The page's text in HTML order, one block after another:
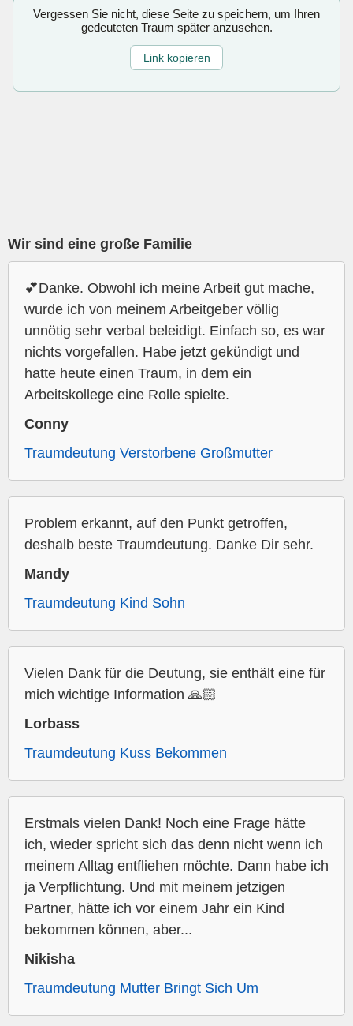
Vergessen Sie nicht, diese Seite zu speichern, um Ihren
gedeuteten Traum später anzusehen.
Link kopieren
Wir sind eine große Familie
💕Danke. Obwohl ich meine Arbeit gut mache,
wurde ich von meinem Arbeitgeber völlig
unnötig sehr verbal beleidigt. Einfach so, es war
nichts vorgefallen. Habe jetzt gekündigt und
hatte heute einen Traum, in dem ein
Arbeitskollege eine Rolle spielte.
Conny
Traumdeutung Verstorbene Großmutter
Problem erkannt, auf den Punkt getroffen,
deshalb beste Traumdeutung. Danke Dir sehr.
Mandy
Traumdeutung Kind Sohn
Vielen Dank für die Deutung, sie enthält eine für
mich wichtige Information 🙏🏻
Lorbass
Traumdeutung Kuss Bekommen
Erstmals vielen Dank! Noch eine Frage hätte
ich, wieder spricht sich das denn nicht wenn ich
meinem Alltag entfliehen möchte. Dann habe ich
ja Verpflichtung. Und mit meinem jetzigen
Partner, hätte ich vor einem Jahr ein Kind
bekommen können, aber...
Nikisha
Traumdeutung Mutter Bringt Sich Um